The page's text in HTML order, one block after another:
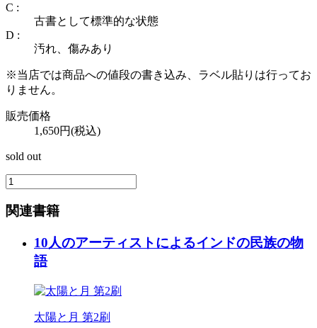
C :
古書として標準的な状態
D :
汚れ、傷みあり
※当店では商品への値段の書き込み、ラベル貼りは行ってお
りません。
販売価格
1,650円(税込)
sold out
関連書籍
10人のアーティストによるインドの民族の物
語
太陽と月 第2刷